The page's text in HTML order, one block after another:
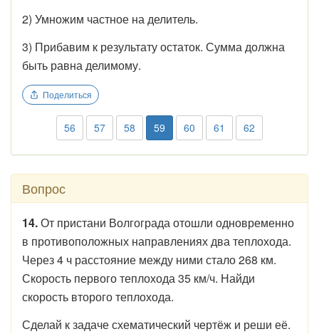
2) Умножим частное на делитель.
3) Прибавим к результату остаток. Сумма должна
быть равна делимому.
Поделиться
56 57 58 59 60 61 62
Вопрос
14.От пристани Волгограда отошли одновременно
в противоположных направлениях два теплохода.
Через 4 ч расстояние между ними стало 268 км.
Скорость первого теплохода 35 км/ч. Найди
скорость второго теплохода.
Сделай к задаче схематический чертёж и реши её.